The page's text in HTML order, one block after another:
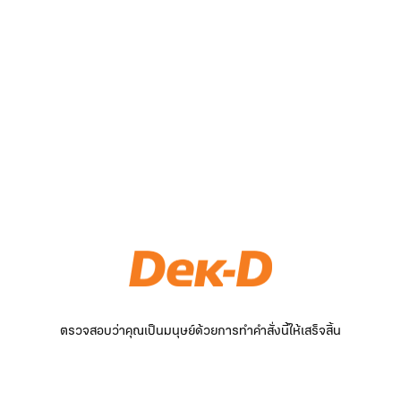
ตรวจสอบว่าคุณเป็นมนุษย์ด้วยการทำคำสั่งนี้ให้เสร็จสิ้น